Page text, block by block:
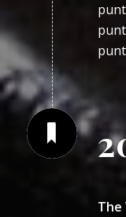
The